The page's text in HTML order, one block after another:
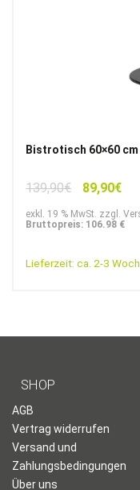
Bistrotisch 60×60
139,90€
war:
89,90€
ist:
exkl. 19 % MwSt. zzgl.
Bruttopreis: 106.98 €
Lieferzeit: ca. 2-3
SHOP
AGB
Vertrag widerrufen
Versand und
Zahlungsbedingungen
Über uns